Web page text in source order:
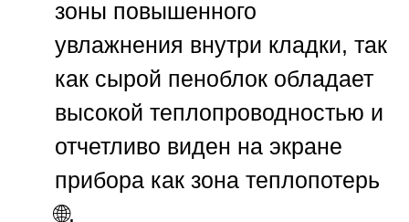
зоны повышенного
увлажнения внутри кладки, так
как сырой пеноблок обладает
высокой теплопроводностью и
отчетливо виден на экране
прибора как зона теплопотерь
🌐.